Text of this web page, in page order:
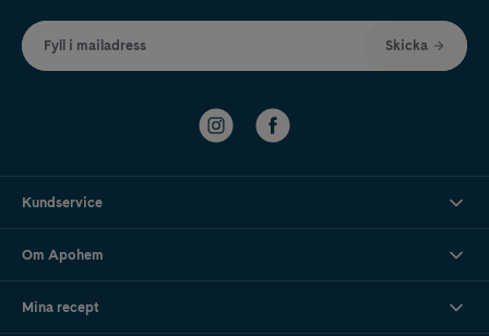
Fyll i mailadress Skicka
Kundservice
Om Apohem
Mina recept